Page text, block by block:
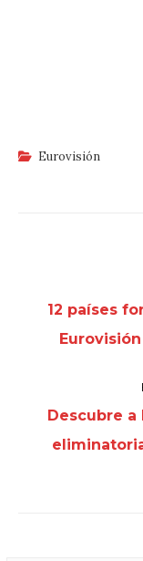
Eurovisión
12 países
Descubre